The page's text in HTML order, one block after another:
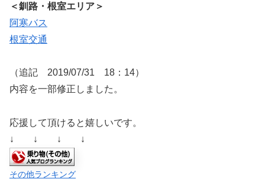
＜釧路・根室エリア＞
阿寒バス
根室交通
（追記 2019/07/31 18：14）
内容を一部修正しました。
応援して頂けると嬉しいです。
↓ ↓ ↓ ↓
その他ランキング